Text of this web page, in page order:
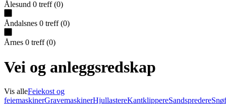
Ålesund 0 treff (0)
Åndalsnes 0 treff (0)
Årnes 0 treff (0)
Vei og anleggsredskap
Vis alleFeiekost og
feiemaskinerGravemaskinerHjullastereKantklippereSandspredere